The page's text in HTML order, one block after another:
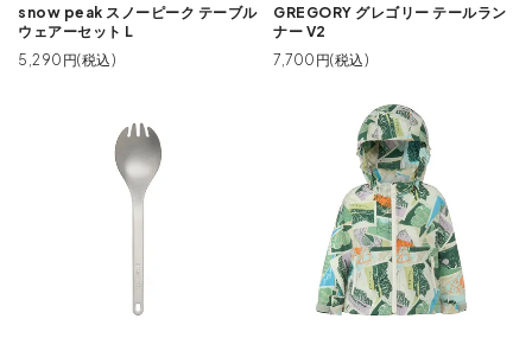
snow peak スノーピーク テーブル
ウェアーセット L
5,290円(税込)
GREGORY グレゴリー テールラン
ナー V2
7,700円(税込)